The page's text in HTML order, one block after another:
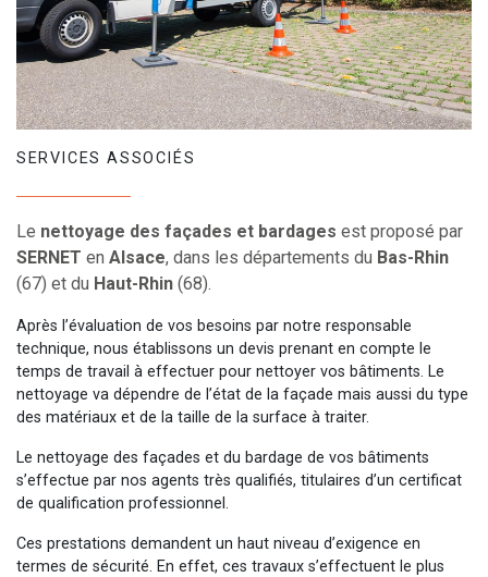
SERVICES ASSOCIÉS
Le nettoyage des façades et bardages est proposé par
SERNET en Alsace, dans les départements du Bas-Rhin
(67) et du Haut-Rhin (68).
Après l’évaluation de vos besoins par notre responsable
technique, nous établissons un devis prenant en compte le
temps de travail à effectuer pour nettoyer vos bâtiments. Le
nettoyage va dépendre de l’état de la façade mais aussi du type
des matériaux et de la taille de la surface à traiter.
Le nettoyage des façades et du bardage de vos bâtiments
s’effectue par nos agents très qualifiés, titulaires d’un certificat
de qualification professionnel.
Ces prestations demandent un haut niveau d’exigence en
termes de sécurité. En effet, ces travaux s’effectuent le plus